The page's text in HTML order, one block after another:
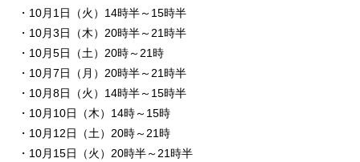
・10月1日（火）14時半～15時半
・10月3日（木）20時半～21時半
・10月5日（土）20時～21時
・10月7日（月）20時半～21時半
・10月8日（火）14時半～15時半
・10月10日（木）14時～15時
・10月12日（土）20時～21時
・10月15日（火）20時半～21時半